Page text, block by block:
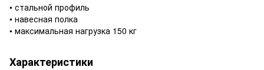
• стальной профиль
• навесная полка
• максимальная нагрузка 150 кг
Характеристики